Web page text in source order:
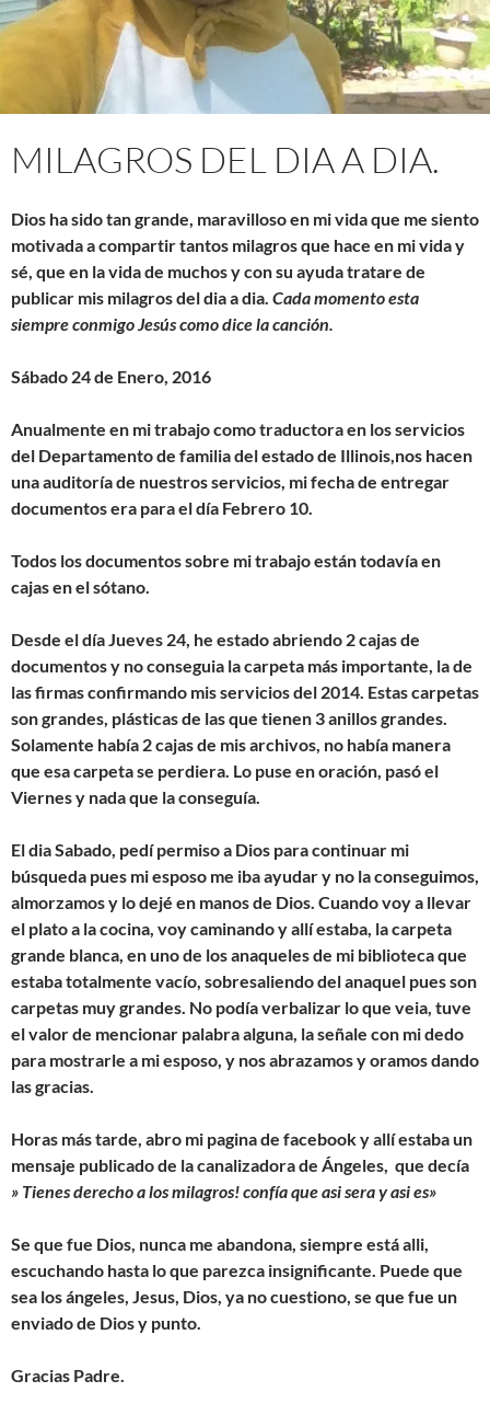
MILAGROS DEL DIA A DIA.
Dios ha sido tan grande, maravilloso en mi vida que me siento
motivada a compartir tantos milagros que hace en mi vida y
sé, que en la vida de muchos y con su ayuda tratare de
publicar mis milagros del dia a dia. Cada momento esta
siempre conmigo Jesús como dice la canción.
Sábado 24 de Enero, 2016
Anualmente en mi trabajo como traductora en los servicios
del Departamento de familia del estado de Illinois,nos hacen
una auditoría de nuestros servicios, mi fecha de entregar
documentos era para el día Febrero 10.
Todos los documentos sobre mi trabajo están todavía en
cajas en el sótano.
Desde el día Jueves 24, he estado abriendo 2 cajas de
documentos y no conseguia la carpeta más importante, la de
las firmas confirmando mis servicios del 2014. Estas carpetas
son grandes, plásticas de las que tienen 3 anillos grandes.
Solamente había 2 cajas de mis archivos, no había manera
que esa carpeta se perdiera. Lo puse en oración, pasó el
Viernes y nada que la conseguía.
El dia Sabado, pedí permiso a Dios para continuar mi
búsqueda pues mi esposo me iba ayudar y no la conseguimos,
almorzamos y lo dejé en manos de Dios. Cuando voy a llevar
el plato a la cocina, voy caminando y allí estaba, la carpeta
grande blanca, en uno de los anaqueles de mi biblioteca que
estaba totalmente vacío, sobresaliendo del anaquel pues son
carpetas muy grandes. No podía verbalizar lo que veia, tuve
el valor de mencionar palabra alguna, la señale con mi dedo
para mostrarle a mi esposo, y nos abrazamos y oramos dando
las gracias.
Horas más tarde, abro mi pagina de facebook y allí estaba un
mensaje publicado de la canalizadora de Ángeles, que decía
» Tienes derecho a los milagros! confía que asi sera y asi es»
Se que fue Dios, nunca me abandona, siempre está alli,
escuchando hasta lo que parezca insignificante. Puede que
sea los ángeles, Jesus, Dios, ya no cuestiono, se que fue un
enviado de Dios y punto.
Gracias Padre.